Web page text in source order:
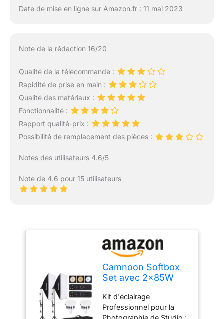
Date de mise en ligne sur Amazon.fr : 11 mai 2023
Note de la rédaction 16/20
Qualité de la télécommande :
Rapidité de prise en main :
Qualité des matériaux :
Fonctionnalité :
Rapport qualité-prix :
Possibilité de remplacement des pièces :
Notes des utilisateurs 4.6/5
Note de 4.6 pour 15 utilisateurs
Camnoon Softbox
Set avec 2x85W
Color Temperature
Light LED,
Kit d'éclairage
Professionnel pour la